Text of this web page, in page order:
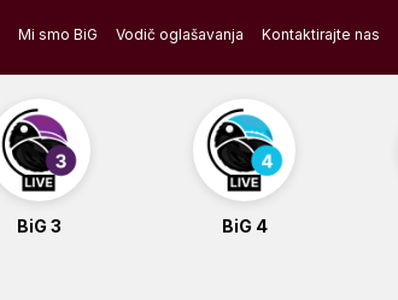
Mi smo BiG Vodič oglašavanja Kontaktirajte nas
BiG 3 BiG 4